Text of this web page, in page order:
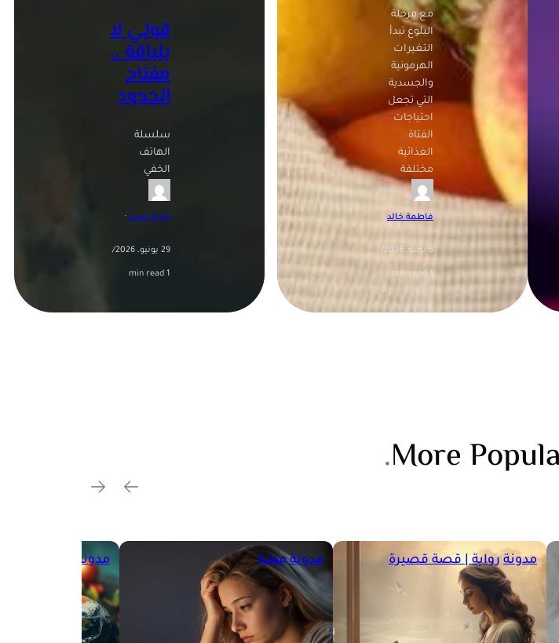
مع مرحلة
البلوغ تبدأ
التغيرات
الهرمونية
والجسدية
التي تجعل
احتياجات
الفتاة
الغذائية
مختلفة
فاطمة خالد·
6 يوليو، 2026 /
1 min read
قولي لا
بلباقة ،،
مفتاح
الحدود
سلسلة
الهاتف
الخفي
نادية حسن·
29 يونيو، 2026 /
1 min read
More
مدونة رواية | قصة قصيرة مدونة مهنة مدونة